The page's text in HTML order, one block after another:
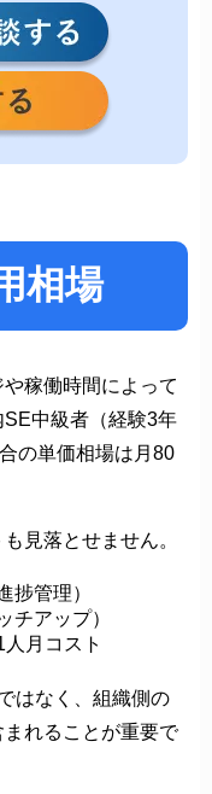
相場
稼働時間によって
中級者（経験3年
の単価相場は月80
見落とせません。
捗管理）
チアップ）
月コスト
はなく、組織側の
れることが重要で